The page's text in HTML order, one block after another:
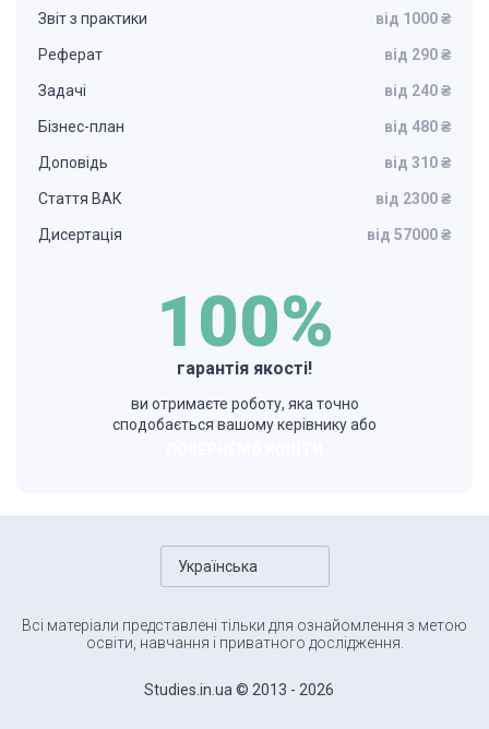
Звіт з практики від 1000 ₴
Реферат від 290 ₴
Задачі від 240 ₴
Бізнес-план від 480 ₴
Доповідь від 310 ₴
Стаття ВАК від 2300 ₴
Дисертація від 57000 ₴
100%
гарантія якості!
ви отримаєте роботу, яка точно
сподобається вашому керівнику або
Українська
Studies.in.ua © 2013 - 2026
Всі матеріали представлені тільки для ознайомлення з метою
освіти, навчання і приватного дослідження.